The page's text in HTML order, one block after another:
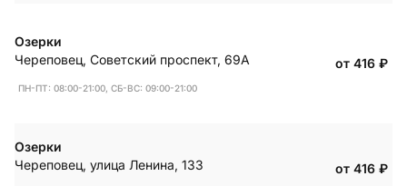
Озерки
Череповец, Советский проспект, 69А
ПН-ПТ: 08:00-21:00, СБ-ВС: 09:00-21:00
от 416 ₽
Озерки
Череповец, улица Ленина, 133 от 416 ₽